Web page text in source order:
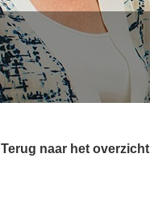
Terug naar het overzicht